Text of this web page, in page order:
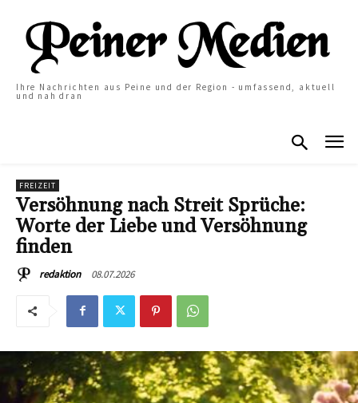
Ihre Nachrichten aus Peine und der Region - umfassend, aktuell
und nah dran
FREIZEIT
Versöhnung nach Streit Sprüche:
Worte der Liebe und Versöhnung
finden
redaktion 08.07.2026